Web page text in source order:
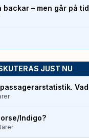
backar – men går på tid
JUST NU
passagerarstatistik.
Indigo?